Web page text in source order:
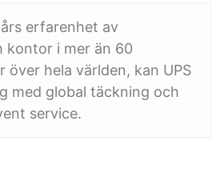
erfarenhet av
kontor i mer än 60
över hela världen, kan UPS
med global täckning och
service.